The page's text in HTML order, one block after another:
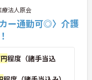
療法人原会
ー通勤可◎〉介護
程度（諸手当込